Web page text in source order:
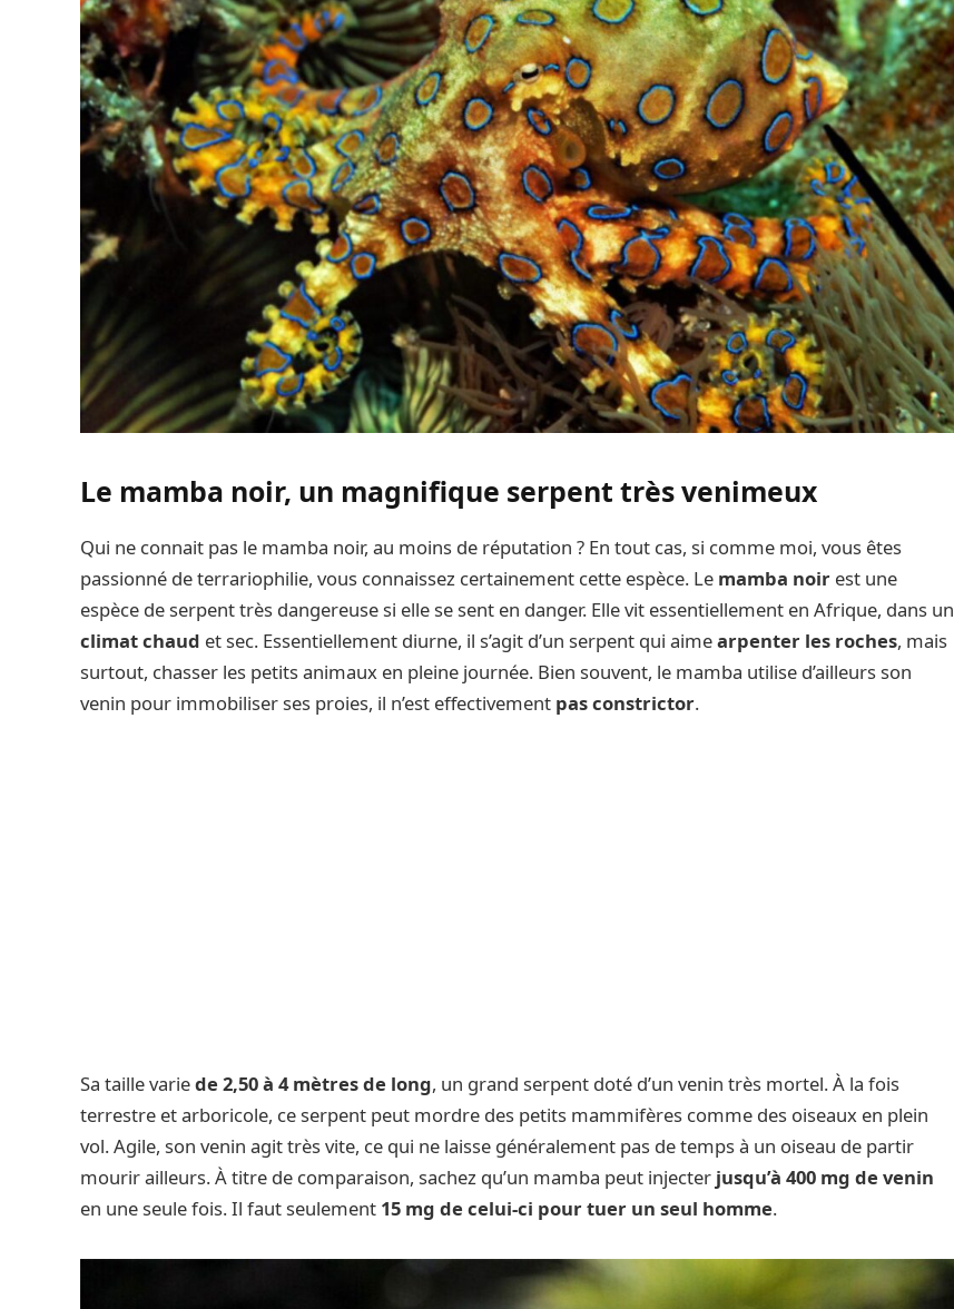
Le mamba noir, un magnifique serpent très venimeux
Qui ne connait pas le mamba noir, au moins de réputation ? En tout cas, si comme moi, vous êtes
passionné de terrariophilie, vous connaissez certainement cette espèce. Le mamba noir est une
espèce de serpent très dangereuse si elle se sent en danger. Elle vit essentiellement en Afrique, dans un
climat chaud et sec. Essentiellement diurne, il s’agit d’un serpent qui aimearpenter les roches, mais
surtout, chasser les petits animaux en pleine journée. Bien souvent, le mamba utilise d’ailleurs son
venin pour immobiliser ses proies, il n’est effectivement pas constrictor.
Sa taille variede 2,50 à 4 mètres de long, un grand serpent doté d’un venin très mortel. À la fois
terrestre et arboricole, ce serpent peut mordre des petits mammifères comme des oiseaux en plein
vol. Agile, son venin agit très vite, ce qui ne laisse généralement pas de temps à un oiseau de partir
mourir ailleurs. À titre de comparaison, sachez qu’un mamba peut injecter jusqu’à 400 mg de venin
en une seule fois. Il faut seulement 15 mg de celui-ci pour tuer un seul homme.